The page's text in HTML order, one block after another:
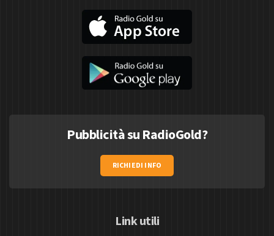
Pubblicità su RadioGold?
RICHIEDI INFO
Link utili